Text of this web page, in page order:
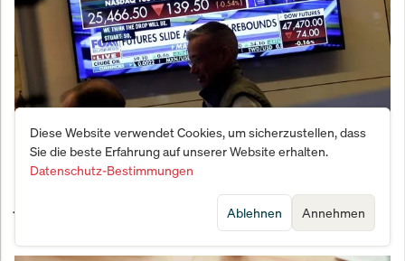
Diesel-Schock: US-Futures explodieren nach
Russlands Export-Verbot – größter Anstieg seit 4
Diese Website verwendet Cookies, um sicherzustellen, dass
Sie die beste Erfahrung auf unserer Website erhalten.
Datenschutz-Bestimmungen
Annehmen
Ablehnen